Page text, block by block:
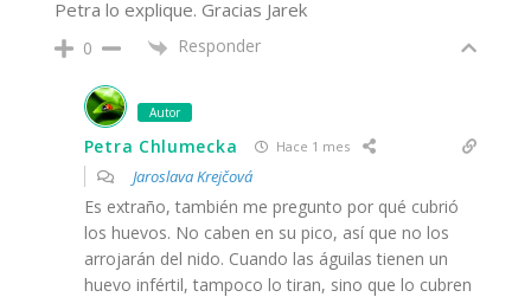
Petra lo explique. Gracias Jarek
0 Responder
Autor
Petra Chlumecka Hace 1 mes
Jaroslava Krejčová
Es extraño, también me pregunto por qué cubrió
los huevos. No caben en su pico, así que no los
arrojarán del nido. Cuando las águilas tienen un
huevo infértil, tampoco lo tiran, sino que lo cubren